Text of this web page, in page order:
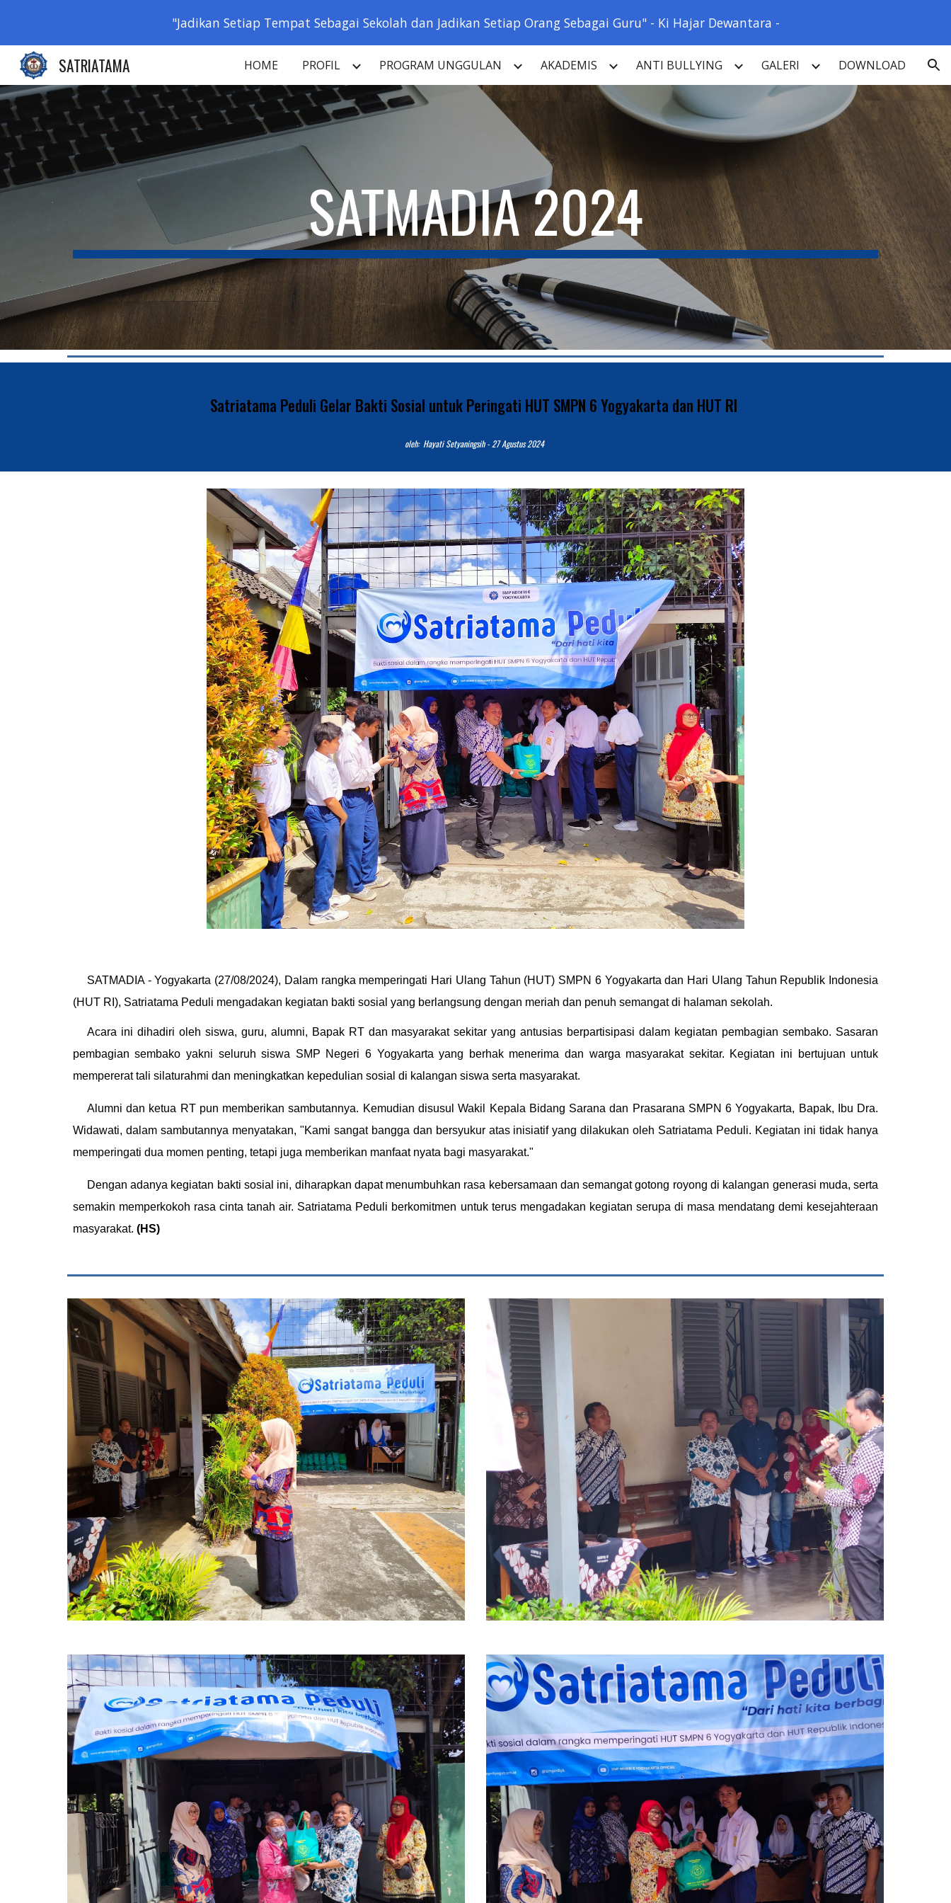
Skip to main content Skip to navigation
"Jadikan Setiap Tempat Sebagai Sekolah dan Jadikan Setiap Orang Sebagai Guru" - Ki Hajar Dewantara -
SATRIATAMA HOME PROFIL PROGRAM UNGGULAN AKADEMIS ANTI BULLYING GALERI DOWNLOAD
SATMADIA 2024
Satriatama Peduli Gelar Bakti Sosial untuk Peringati HUT SMPN 6 Yogyakarta dan HUT RI
oleh: Hayati Setyaningsih - 27Agustus 2024
SATMADIA - Yogyakarta (27/08/2024), Dalam rangka memperingati Hari Ulang Tahun (HUT) SMPN 6 Yogyakarta dan Hari Ulang Tahun Republik Indonesia
(HUT RI), Satriatama Peduli mengadakan kegiatan bakti sosial yang berlangsung dengan meriah dan penuh semangat di halaman sekolah.
Acara ini dihadiri oleh siswa, guru, alumni, Bapak RT dan masyarakat sekitar yang antusias berpartisipasi dalam kegiatan pembagian sembako. Sasaran
pembagian sembako yakni seluruh siswa SMP Negeri 6 Yogyakarta yang berhak menerima dan warga masyarakat sekitar. Kegiatan ini bertujuan untuk
mempererat tali silaturahmi dan meningkatkan kepedulian sosial di kalangan siswa serta masyarakat.
Alumni dan ketua RT pun memberikan sambutannya. Kemudian disusul Wakil Kepala Bidang Sarana dan Prasarana SMPN 6 Yogyakarta, Bapak, Ibu Dra.
Widawati, dalam sambutannya menyatakan, "Kami sangat bangga dan bersyukur atas inisiatif yang dilakukan oleh Satriatama Peduli. Kegiatan ini tidak hanya
memperingati dua momen penting, tetapi juga memberikan manfaat nyata bagi masyarakat."
Dengan adanya kegiatan bakti sosial ini, diharapkan dapat menumbuhkan rasa kebersamaan dan semangat gotong royong di kalangan generasi muda, serta
semakin memperkokoh rasa cinta tanah air. Satriatama Peduli berkomitmen untuk terus mengadakan kegiatan serupa di masa mendatang demi kesejahteraan
masyarakat. (HS)